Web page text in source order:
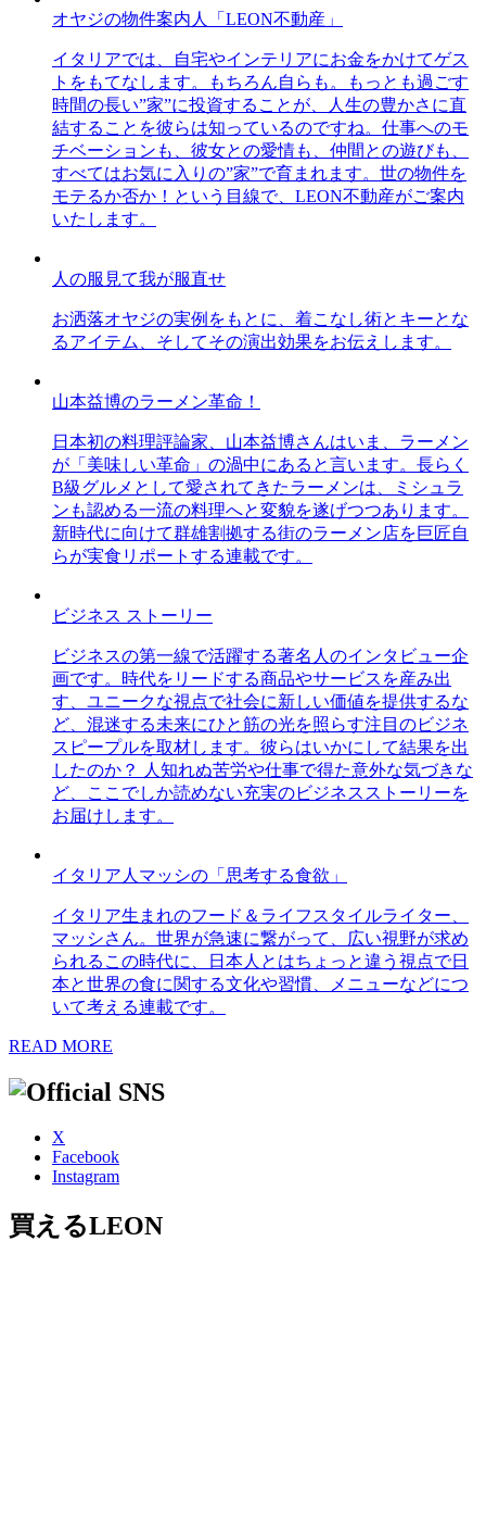
オヤジの物件案内人「LEON不動産」
イタリアでは、自宅やインテリアにお金をかけてゲス
トをもてなします。もちろん自らも。もっとも過ごす
時間の長い”家”に投資することが、人生の豊かさに直
結することを彼らは知っているのですね。仕事へのモ
チベーションも、彼女との愛情も、仲間との遊びも、
すべてはお気に入りの”家”で育まれます。世の物件を
モテるか否か！という目線で、LEON不動産がご案内
いたします。
人の服見て我が服直せ
お洒落オヤジの実例をもとに、着こなし術とキーとな
るアイテム、そしてその演出効果をお伝えします。
山本益博のラーメン革命！
日本初の料理評論家、山本益博さんはいま、ラーメン
が「美味しい革命」の渦中にあると言います。長らく
B級グルメとして愛されてきたラーメンは、ミシュラ
ンも認める一流の料理へと変貌を遂げつつあります。
新時代に向けて群雄割拠する街のラーメン店を巨匠自
らが実食リポートする連載です。
ビジネス ストーリー
ビジネスの第一線で活躍する著名人のインタビュー企
画です。時代をリードする商品やサービスを産み出
す、ユニークな視点で社会に新しい価値を提供するな
ど、混迷する未来にひと筋の光を照らす注目のビジネ
スピープルを取材します。彼らはいかにして結果を出
したのか？ 人知れぬ苦労や仕事で得た意外な気づきな
ど、ここでしか読めない充実のビジネスストーリーを
お届けします。
イタリア人マッシの「思考する食欲」
イタリア生まれのフード＆ライフスタイルライター、
マッシさん。世界が急速に繋がって、広い視野が求め
られるこの時代に、日本人とはちょっと違う視点で日
本と世界の食に関する文化や習慣、メニューなどにつ
いて考える連載です。
READ MORE
X
Facebook
Instagram
買えるLEON